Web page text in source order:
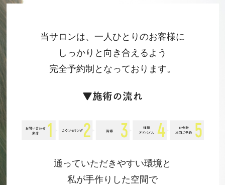
当サロンは、一人ひとりのお客様に
しっかりと向き合えるよう
完全予約制となっております。
▼施術の流れ
通っていただきやすい環境と
私が手作りした空間で